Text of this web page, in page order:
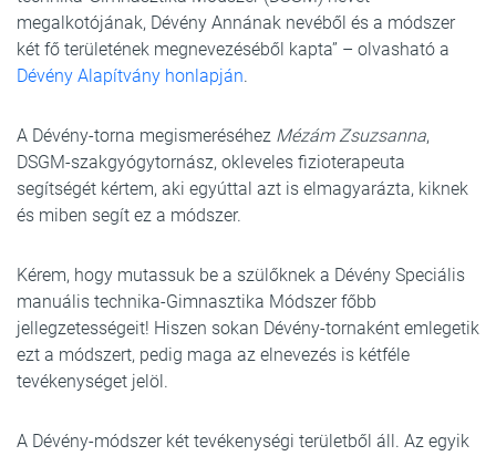
megalkotójának, Dévény Annának nevéből és a módszer
két fő területének megnevezéséből kapta” – olvasható a
Dévény Alapítvány honlapján.
A Dévény-torna megismeréséhez Mézám Zsuzsanna,
DSGM-szakgyógytornász, okleveles fizioterapeuta
segítségét kértem, aki egyúttal azt is elmagyarázta, kiknek
és miben segít ez a módszer.
Kérem, hogy mutassuk be a szülőknek a Dévény Speciális
manuális technika-Gimnasztika Módszer főbb
jellegzetességeit! Hiszen sokan Dévény-tornaként emlegetik
ezt a módszert, pedig maga az elnevezés is kétféle
tevékenységet jelöl.
A Dévény-módszer két tevékenységi területből áll. Az egyik